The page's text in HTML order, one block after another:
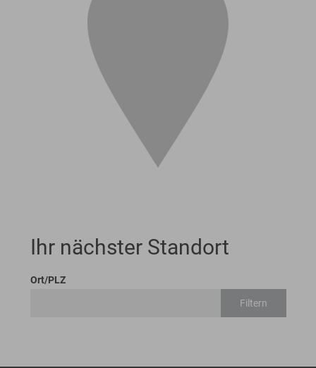
Ihr nächster Standort
Ort/PLZ
Filtern